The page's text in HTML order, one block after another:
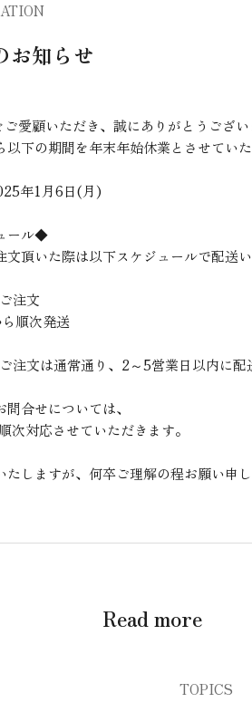
お知らせ
愛顧いただき、誠にありがとうござい
下の期間を年末年始休業とさせていた
年1月6日(月)
ール◆
頂いた際は以下スケジュールで配送い
注文
順次発送
注文は通常通り、2～5営業日以内に配
合せについては、
対応させていただきます。
しますが、何卒ご理解の程お願い申し
Read more
TOPICS